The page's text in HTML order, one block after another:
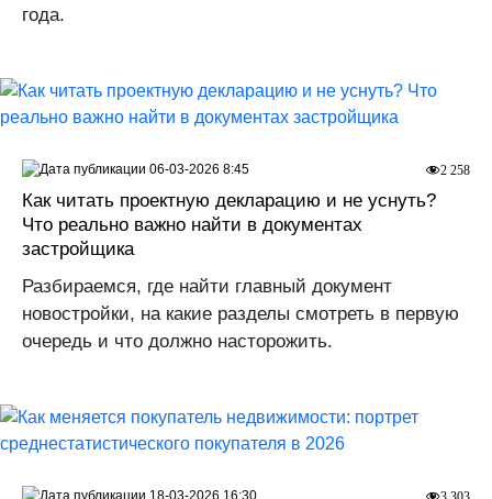
года.
Как читать проектную декларацию и не уснуть?
Что реально важно найти в документах
застройщика
Разбираемся, где найти главный документ
новостройки, на какие разделы смотреть в первую
очередь и что должно насторожить.
2 258
06-03-2026 8:45